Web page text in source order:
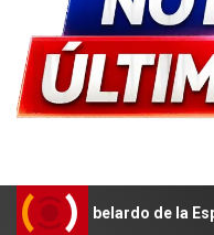
Espriella retirar